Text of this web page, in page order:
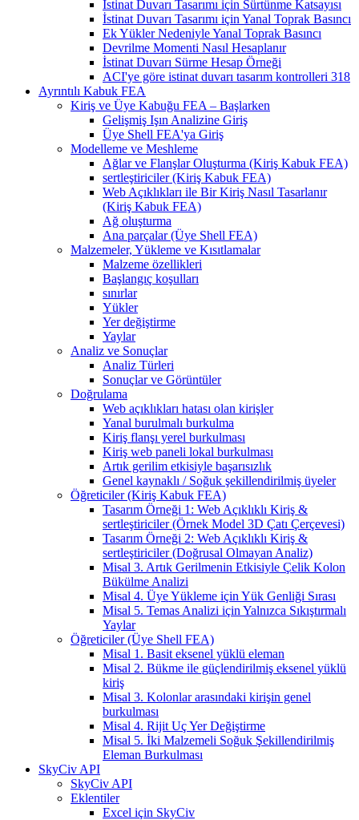
İstinat Duvarı Tasarımı için Sürtünme Katsayısı
İstinat Duvarı Tasarımı için Yanal Toprak Basıncı
Ek Yükler Nedeniyle Yanal Toprak Basıncı
Devrilme Momenti Nasıl Hesaplanır
İstinat Duvarı Sürme Hesap Örneği
ACI'ye göre istinat duvarı tasarım kontrolleri 318
Ayrıntılı Kabuk FEA
Kiriş ve Üye Kabuğu FEA – Başlarken
Gelişmiş Işın Analizine Giriş
Üye Shell FEA'ya Giriş
Modelleme ve Meshleme
Ağlar ve Flanşlar Oluşturma (Kiriş Kabuk FEA)
sertleştiriciler (Kiriş Kabuk FEA)
Web Açıklıkları ile Bir Kiriş Nasıl Tasarlanır
(Kiriş Kabuk FEA)
Ağ oluşturma
Ana parçalar (Üye Shell FEA)
Malzemeler, Yükleme ve Kısıtlamalar
Malzeme özellikleri
Başlangıç ​​koşulları
sınırlar
Yükler
Yer değiştirme
Yaylar
Analiz ve Sonuçlar
Analiz Türleri
Sonuçlar ve Görüntüler
Doğrulama
Web açıklıkları hatası olan kirişler
Yanal burulmalı burkulma
Kiriş flanşı yerel burkulması
Kiriş web paneli lokal burkulması
Artık gerilim etkisiyle başarısızlık
Genel kaynaklı / Soğuk şekillendirilmiş üyeler
Öğreticiler (Kiriş Kabuk FEA)
Tasarım Örneği 1: Web Açıklıklı Kiriş &
sertleştiriciler (Örnek Model 3D Çatı Çerçevesi)
Tasarım Örneği 2: Web Açıklıklı Kiriş &
sertleştiriciler (Doğrusal Olmayan Analiz)
Misal 3. Artık Gerilmenin Etkisiyle Çelik Kolon
Bükülme Analizi
Misal 4. Üye Yükleme için Yük Genliği Sırası
Misal 5. Temas Analizi için Yalnızca Sıkıştırmalı
Yaylar
Öğreticiler (Üye Shell FEA)
Misal 1. Basit eksenel yüklü eleman
Misal 2. Bükme ile güçlendirilmiş eksenel yüklü
kiriş
Misal 3. Kolonlar arasındaki kirişin genel
burkulması
Misal 4. Rijit Uç Yer Değiştirme
Misal 5. İki Malzemeli Soğuk Şekillendirilmiş
Eleman Burkulması
SkyCiv API
SkyCiv API
Eklentiler
Excel için SkyCiv